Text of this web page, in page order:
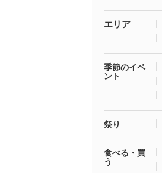
エリア
季節のイベ
ント
祭り
食べる・買
う